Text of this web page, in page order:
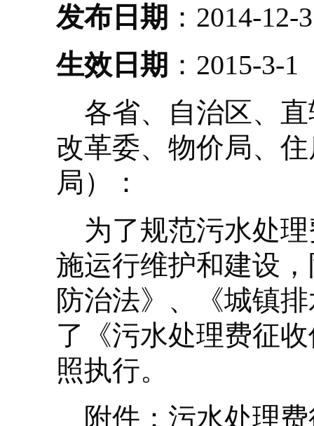
发布日期 ：2014-12-
生效日期 ：2015-3-1
各省、自治区、直
改革委、物价局、
局）：
为了规范污水处理
施运行维护和建设
防治法》、《城镇
了《污水处理费征
照执行。
附件：污水处理费